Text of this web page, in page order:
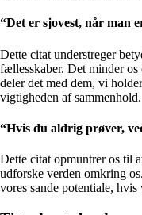
“Det er sjovest, når man
Dette citat understreger
fællesskaber. Det minder
deler det med dem, vi
vigtigheden af ​​sammenhold.
“Hvis du aldrig prøver,
Dette citat opmuntrer os til
udforske verden omkring
vores sande potentiale,